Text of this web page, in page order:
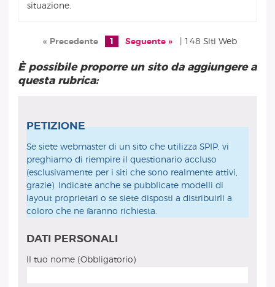
situazione.
« Precedente 1 Seguente » | 148 Siti Web
È possibile proporre un sito da aggiungere a
questa rubrica:
PETIZIONE
Se siete webmaster di un sito che utilizza SPIP, vi
preghiamo di riempire il questionario accluso
(esclusivamente per i siti che sono realmente attivi,
grazie). Indicate anche se pubblicate modelli di
layout proprietari o se siete disposti a distribuirli a
coloro che ne faranno richiesta.
DATI PERSONALI
Il tuo nome (Obbligatorio)